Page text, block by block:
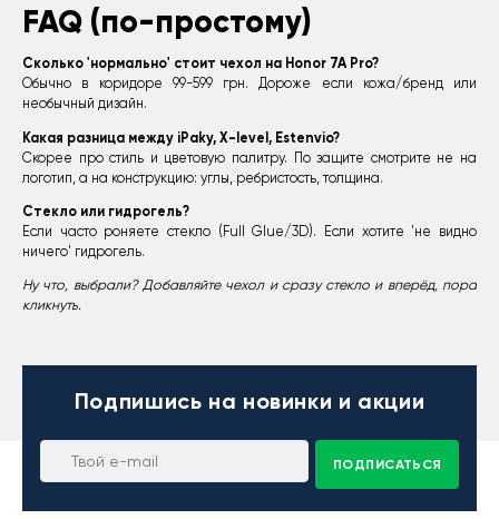
FAQ (по-простому)
Сколько 'нормально' стоит чехол на Honor 7A Pro?
Обычно в коридоре 99-599 грн. Дороже если кожа/бренд или
необычный дизайн.
Какая разница между iPaky, X-level, Estenvio?
Скорее про стиль и цветовую палитру. По защите смотрите не на
логотип, а на конструкцию: углы, ребристость, толщина.
Стекло или гидрогель?
Если часто роняете стекло (Full Glue/3D). Если хотите 'не видно
ничего' гидрогель.
Ну что, выбрали? Добавляйте чехол и сразу стекло и вперёд, пора
кликнуть.
Подпишись на новинки и акции
ПОДПИСАТЬСЯ